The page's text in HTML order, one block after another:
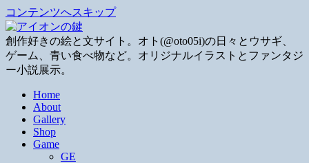
コンテンツへスキップ
創作好きの絵と文サイト。オト(@oto05i)の日々とウサギ、
ゲーム、青い食べ物など。オリジナルイラストとファンタジ
ー小説展示。
Home
About
Gallery
Shop
Game
GE